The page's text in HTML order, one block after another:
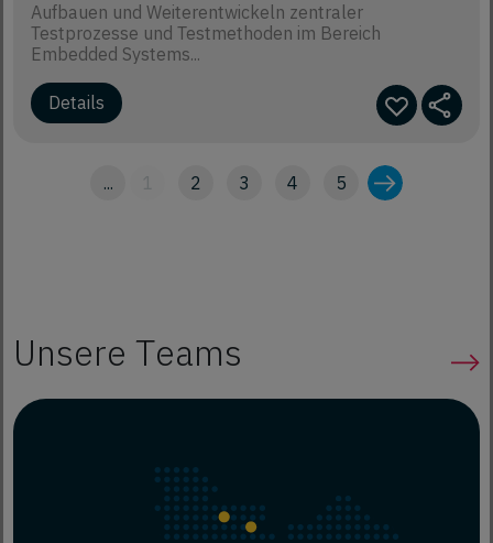
Aufbauen und Weiterentwickeln zentraler
Testprozesse und Testmethoden im Bereich
Embedded Systems...
... 1 2 3 4 5
Unsere Teams